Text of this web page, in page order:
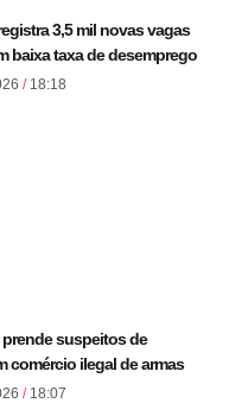
3,5 mil novas vagas
baixa taxa de desemprego
18:18
prende suspeitos de
comércio ilegal de armas
18:07